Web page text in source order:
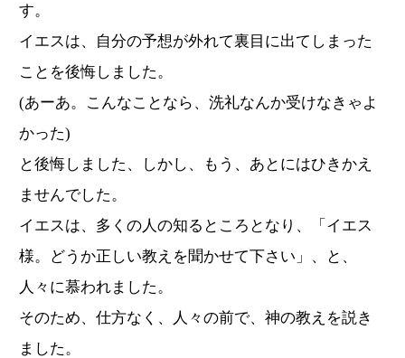
す。
イエスは、自分の予想が外れて裏目に出てしまった
ことを後悔しました。
(あーあ。こんなことなら、洗礼なんか受けなきゃよ
かった)
と後悔しました、しかし、もう、あとにはひきかえ
ませんでした。
イエスは、多くの人の知るところとなり、「イエス
様。どうか正しい教えを聞かせて下さい」、と、
人々に慕われました。
そのため、仕方なく、人々の前で、神の教えを説き
ました。